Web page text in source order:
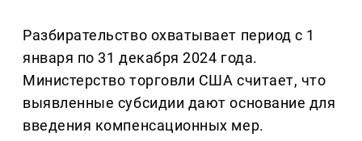
Разбирательство охватывает период с 1
января по 31 декабря 2024 года.
Министерство торговли США считает, что
выявленные субсидии дают основание для
введения компенсационных мер.